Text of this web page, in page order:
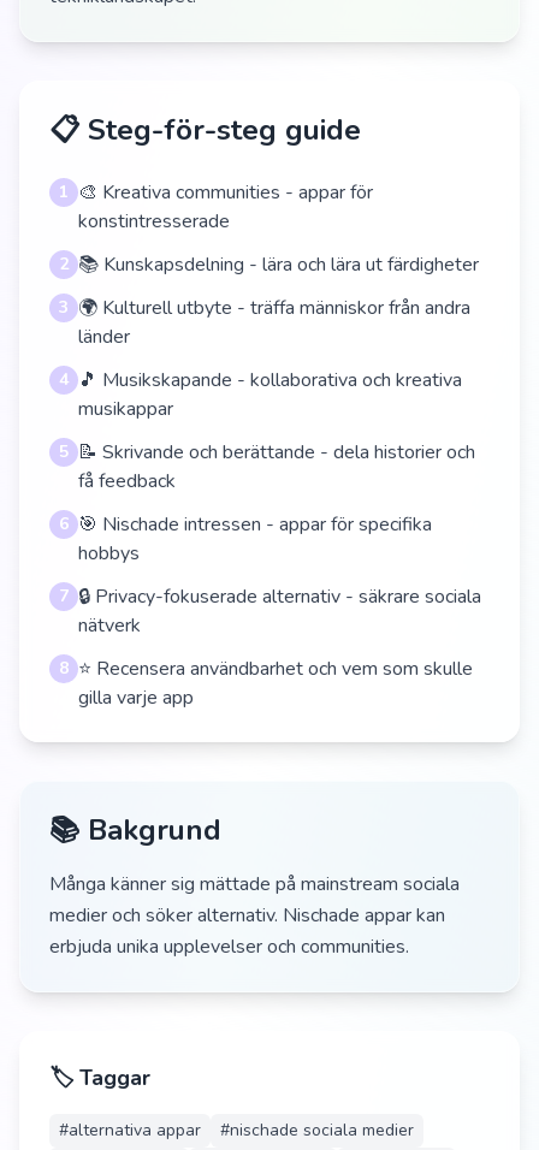
📋 Steg-för-steg guide
1 🎨 Kreativa communities - appar för
konstintresserade
2 📚 Kunskapsdelning - lära och lära ut färdigheter
3 🌍 Kulturell utbyte - träffa människor från andra
länder
4 🎵 Musikskapande - kollaborativa och kreativa
musikappar
5 📝 Skrivande och berättande - dela historier och
få feedback
6 🎯 Nischade intressen - appar för specifika
hobbys
7 🔒 Privacy-fokuserade alternativ - säkrare sociala
nätverk
8 ⭐ Recensera användbarhet och vem som skulle
gilla varje app
📚 Bakgrund
Många känner sig mättade på mainstream sociala
medier och söker alternativ. Nischade appar kan
erbjuda unika upplevelser och communities.
🏷️ Taggar
#alternativa appar #nischade sociala medier